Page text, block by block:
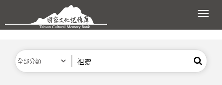
跳到主要內容區塊
展
分類 搜尋